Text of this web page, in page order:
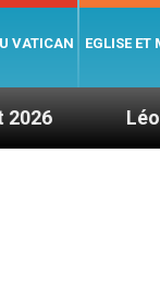
VATICAN EGLISE ET
XIV en France :